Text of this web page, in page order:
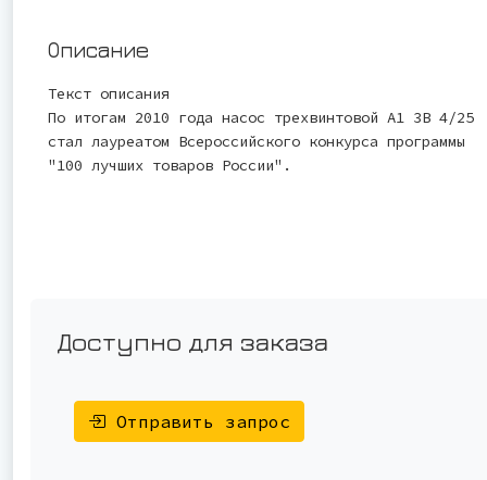
Описание
Текст описания
По итогам 2010 года насос трехвинтовой А1 3В 4/25
стал лауреатом Всероссийского конкурса программы
"100 лучших товаров России".
Доступно для заказа
Отправить запрос